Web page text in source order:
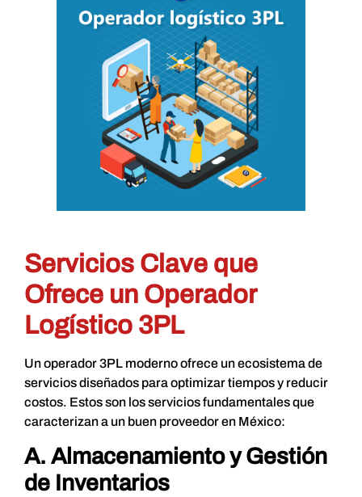
Servicios Clave que
Ofrece un Operador
Logístico 3PL
Un operador 3PL moderno ofrece un ecosistema de
servicios diseñados para optimizar tiempos y reducir
costos. Estos son los servicios fundamentales que
caracterizan a un buen proveedor en México:
A. Almacenamiento y Gestión
de Inventarios